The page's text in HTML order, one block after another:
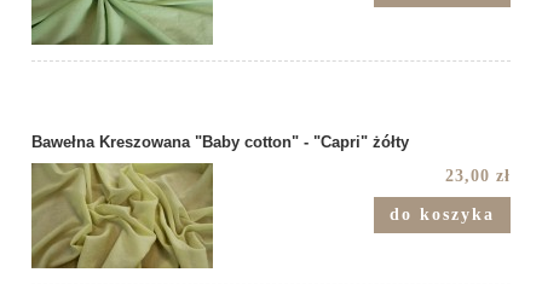
Bawełna Kreszowana "Baby cotton" - "Capri" żółty
23,00 zł
do koszyka